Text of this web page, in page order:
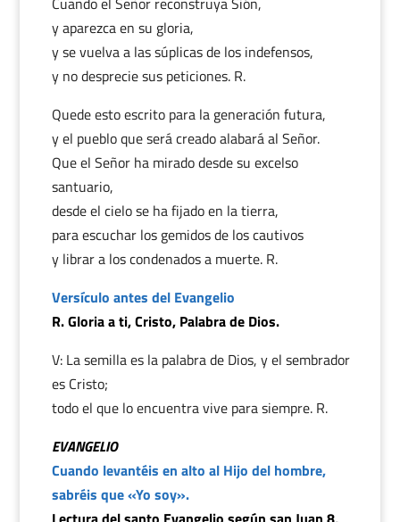
y aparezca en su gloria,
y se vuelva a las súplicas de los indefensos,
y no desprecie sus peticiones. R.
Quede esto escrito para la generación futura,
y el pueblo que será creado alabará al Señor.
Que el Señor ha mirado desde su excelso
santuario,
desde el cielo se ha fijado en la tierra,
para escuchar los gemidos de los cautivos
y librar a los condenados a muerte. R.
Versículo antes del Evangelio
R. Gloria a ti, Cristo, Palabra de Dios.
V: La semilla es la palabra de Dios, y el sembrador
es Cristo;
todo el que lo encuentra vive para siempre. R.
EVANGELIO
Cuando levantéis en alto al Hijo del hombre,
sabréis que «Yo soy».